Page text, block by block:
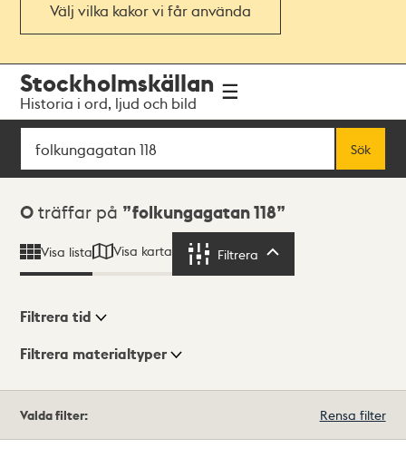
Välj vilka kakor vi får använda
navigationen
huvudinnehållet
Stockholmskällan
Historia i ord, ljud och bild
Sök
Sök
Sökresultat
0 träffar på folkungagatan 118
Visa lista Visa karta Filtrera
Visningsläge
Filtrera tid
Filtrera materialtyper
träffar
Valda filter: Rensa filter